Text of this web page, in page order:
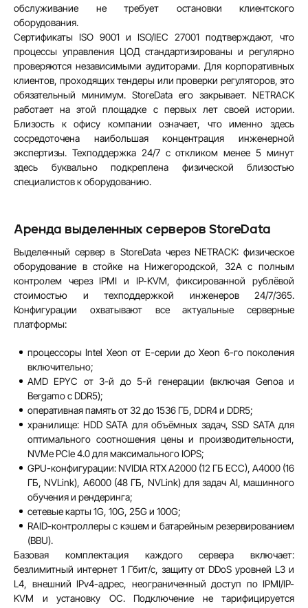
обслуживание не требует остановки клиентского
оборудования.
Сертификаты ISO 9001 и ISO/IEC 27001 подтверждают, что
процессы управления ЦОД стандартизированы и регулярно
проверяются независимыми аудиторами. Для корпоративных
клиентов, проходящих тендеры или проверки регуляторов, это
обязательный минимум. StoreData его закрывает. NETRACK
работает на этой площадке с первых лет своей истории.
Близость к офису компании означает, что именно здесь
сосредоточена наибольшая концентрация инженерной
экспертизы. Техподдержка 24/7 с откликом менее 5 минут
здесь буквально подкреплена физической близостью
специалистов к оборудованию.
Аренда выделенных серверов StoreData
Выделенный сервер в StoreData через NETRACK: физическое
оборудование в стойке на Нижегородской, 32А с полным
контролем через IPMI и IP-KVM, фиксированной рублёвой
стоимостью и техподдержкой инженеров 24/7/365.
Конфигурации охватывают все актуальные серверные
платформы:
процессоры Intel Xeon от E-серии до Xeon 6-го поколения
включительно;
AMD EPYC от 3-й до 5-й генерации (включая Genoa и
Bergamo с DDR5);
оперативная память от 32 до 1536 ГБ, DDR4 и DDR5;
хранилище: HDD SATA для объёмных задач, SSD SATA для
оптимального соотношения цены и производительности,
NVMe PCIe 4.0 для максимального IOPS;
GPU-конфигурации: NVIDIA RTX A2000 (12 ГБ ECC), A4000 (16
ГБ, NVLink), A6000 (48 ГБ, NVLink) для задач AI, машинного
обучения и рендеринга;
сетевые карты 1G, 10G, 25G и 100G;
RAID-контроллеры с кэшем и батарейным резервированием
(BBU).
Базовая комплектация каждого сервера включает:
безлимитный интернет 1 Гбит/с, защиту от DDoS уровней L3 и
L4, внешний IPv4-адрес, неограниченный доступ по IPMI/IP-
KVM и установку ОС. Подключение не тарифицируется